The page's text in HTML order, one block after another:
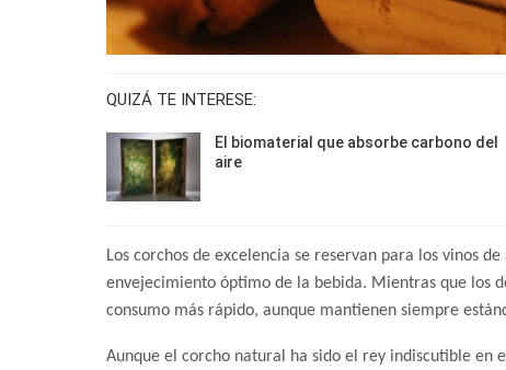
QUIZÁ TE INTERESE:
El biomaterial que absorbe carbono del
aire
Los corchos de excelencia se reservan para los vinos
envejecimiento óptimo de la bebida. Mientras que los
consumo más rápido, aunque mantienen siempre
Aunque el corcho natural ha sido el rey indiscutible en